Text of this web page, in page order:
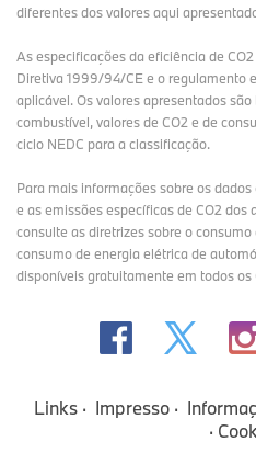
diferentes dos valores aqui
As especificações da eficiência de
Diretiva 1999/94/CE e o regulamento
aplicável. Os valores apresentados
combustível, valores de CO2 e de
ciclo NEDC para a classificação.
Para mais informações sobre os
e as emissões específicas de CO2
consulte as diretrizes sobre o
consumo de energia elétrica de
disponíveis gratuitamente em todos os
Links Impresso